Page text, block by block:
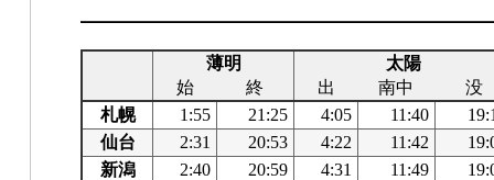
薄明
太陽
始
終 出 南中
没
札幌
1:55 21:25 4:05 11:40
仙台
2:31 20:53 4:22 11:42
新潟
2:40 20:59 4:31 11:49